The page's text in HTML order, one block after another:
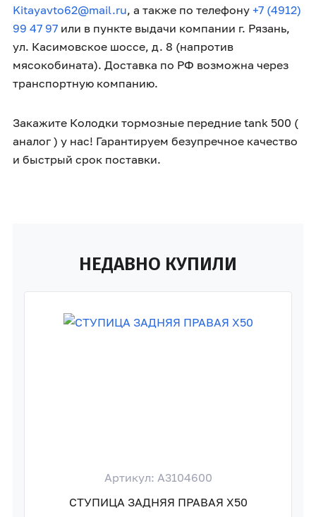
Kitayavto62@mail.ru, а также по телефону +7 (4912)
99 47 97 или в пункте выдачи компании г. Рязань,
ул. Касимовское шоссе, д. 8 (напротив
мясокобината). Доставка по РФ возможна через
транспортную компанию.
Закажите Колодки тормозные передние tank 500 (
аналог ) у нас! Гарантируем безупречное качество
и быстрый срок поставки.
НЕДАВНО КУПИЛИ
Артикул: A3104600
СТУПИЦА ЗАДНЯЯ ПРАВАЯ X50